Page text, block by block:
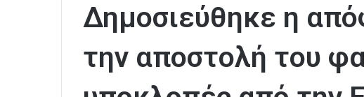
Δημοσιεύθηκε η
την αποστολή του